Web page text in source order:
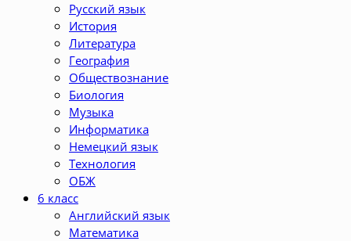
Русский язык
История
Литература
География
Обществознание
Биология
Музыка
Информатика
Немецкий язык
Технология
ОБЖ
6 класс
Английский язык
Математика